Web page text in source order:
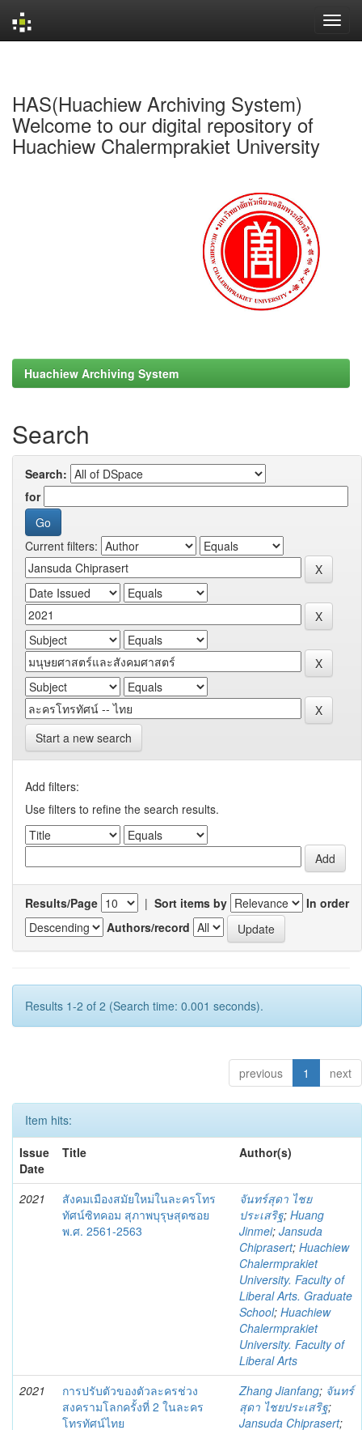
HAS(Huachiew Archiving System)
Welcome to our digital repository of
Huachiew Chalermprakiet University
Huachiew Archiving System
Search
Search:
for
Current filters:
Start a new search
Add filters:
Use filters to refine the search results.
Results/Page | Sort items by
In order
Authors/record
Results 1-2 of 2 (Search time: 0.001 seconds).
previous 1 next
Item hits:
Issue
Date
Title Author(s)
2021
สังคมเมืองสมัยใหม่ในละครโทร
ทัศน์ซิทคอม สุภาพบุรุษสุดซอย
พ.ศ. 2561-2563
จันทร์สุดา ไชย
ประเสริฐ; Huang
Jinmei; Jansuda
Chiprasert; Huachiew
Chalermprakiet
University. Faculty of
Liberal Arts. Graduate
School; Huachiew
Chalermprakiet
University. Faculty of
Liberal Arts
2021
การปรับตัวของตัวละครช่วง
สงครามโลกครั้งที่ 2 ในละคร
โทรทัศน์ไทย
Zhang Jianfang; จันทร์
สุดา ไชยประเสริฐ;
Jansuda Chiprasert;